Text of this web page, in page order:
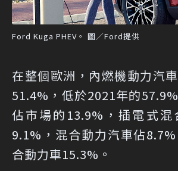
Ford Kuga PHEV。 圖／Ford提供
在整個歐洲，內燃機動力汽
51.4%，低於2021年的
佔市場的13.9%，插電式混
9.1%，混合動力汽車佔
合動力車15.3%。